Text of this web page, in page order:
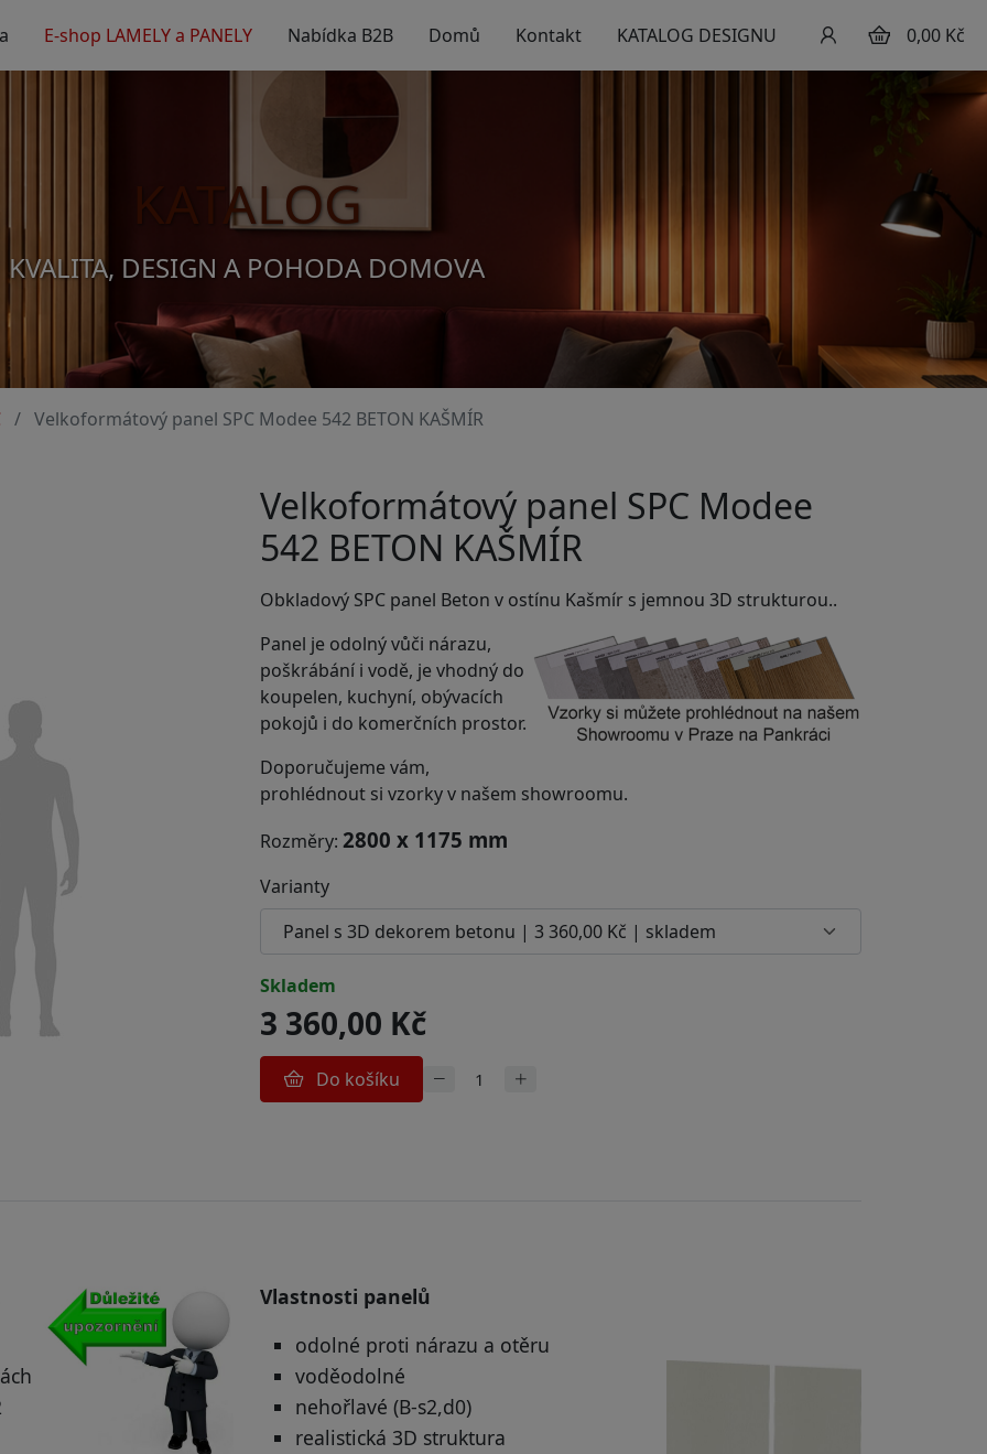
E-shop LAMELY a PANELY Nabídka B2B Domů Kontakt KATALOG DESIGNU 0,00 Kč
KATALOG
KVALITA, DESIGN A POHODA DOMOVA
Velkoformátový panel SPC Modee 542 BETON KAŠMÍR
Velkoformátový panel SPC Modee
542 BETON KAŠMÍR
Obkladový SPC panel Beton v ostínu Kašmír s jemnou 3D strukturou..
Panel je odolný vůči nárazu,
poškrábání i vodě, je vhodný do
koupelen, kuchyní, obývacích
pokojů i do komerčních prostor.
Doporučujeme vám,
prohlédnout si vzorky v našem showroomu.
Rozměry: 2800 x 1175 mm
Varianty
skladem
3 360,00 Kč
Do košíku
Vlastnosti panelů
odolné proti nárazu a otěru
voděodolné
nehořlavé (B-s2,d0)
realistická 3D struktura